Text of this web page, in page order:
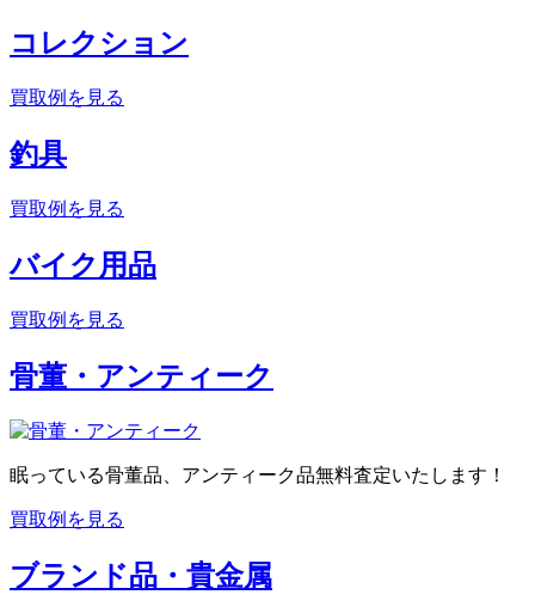
コレクション
買取例を見る
釣具
買取例を見る
バイク用品
買取例を見る
骨董・アンティーク
眠っている骨董品、アンティーク品無料査定いたします！
買取例を見る
ブランド品・貴金属